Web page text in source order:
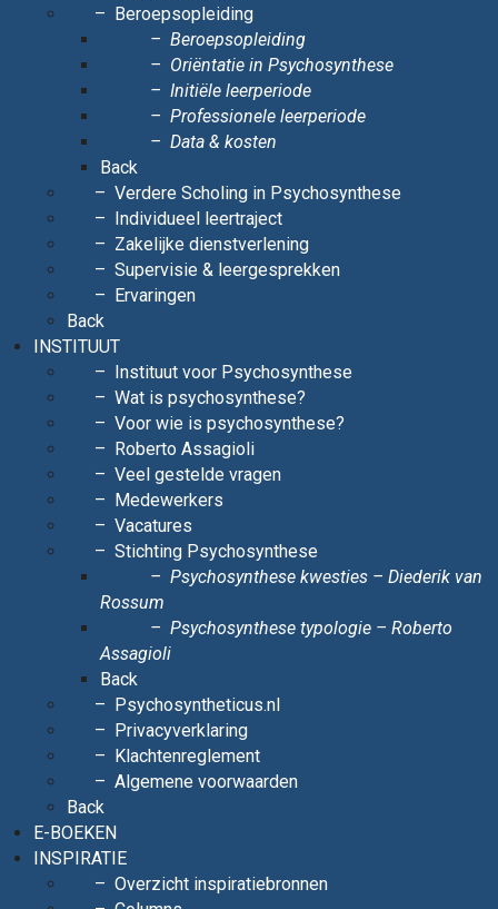
Beroepsopleiding
Beroepsopleiding
Oriëntatie in Psychosynthese
Initiële leerperiode
Professionele leerperiode
Data & kosten
Back
Verdere Scholing in Psychosynthese
Individueel leertraject
Zakelijke dienstverlening
Supervisie & leergesprekken
Ervaringen
Back
INSTITUUT
Instituut voor Psychosynthese
Wat is psychosynthese?
Voor wie is psychosynthese?
Roberto Assagioli
Veel gestelde vragen
Medewerkers
Vacatures
Stichting Psychosynthese
Psychosynthese kwesties – Diederik van
Rossum
Psychosynthese typologie – Roberto
Assagioli
Back
Psychosyntheticus.nl
Privacyverklaring
Klachtenreglement
Algemene voorwaarden
Back
E-BOEKEN
INSPIRATIE
Overzicht inspiratiebronnen